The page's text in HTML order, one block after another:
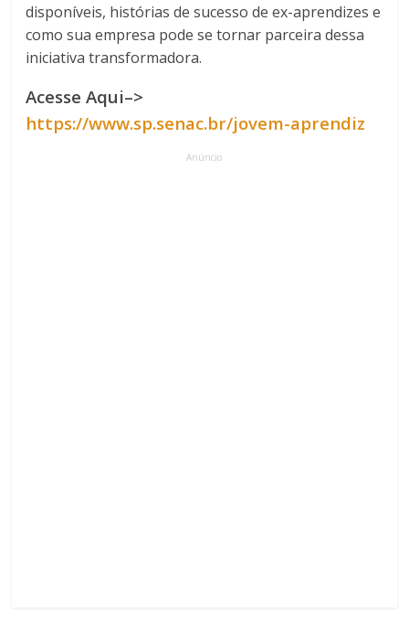
disponíveis, histórias de sucesso de ex-aprendizes e
como sua empresa pode se tornar parceira dessa
iniciativa transformadora.
Acesse Aqui–>
https://www.sp.senac.br/jovem-aprendiz
Anúncio